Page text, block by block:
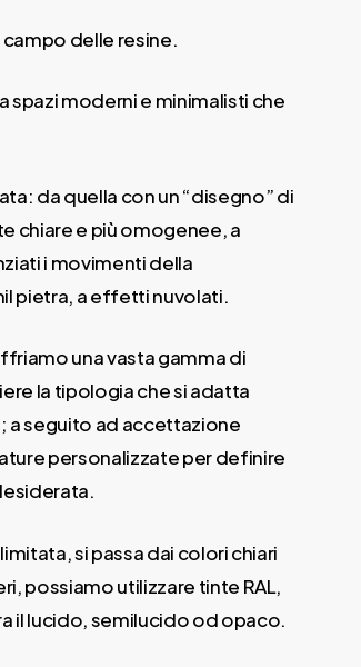
delle resine.
spazi moderni e minimalisti che
da quella con un “disegno” di
chiare e più omogenee, a
i movimenti della
pietra, a effetti nuvolati.
una vasta gamma di
la tipologia che si adatta
a seguito ad accettazione
personalizzate per definire
si passa dai colori chiari
possiamo utilizzare tinte RAL,
il lucido, semilucido od opaco.